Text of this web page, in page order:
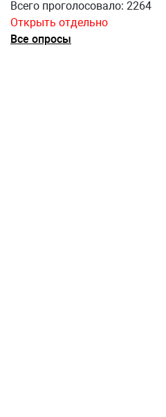
Всего проголосовало: 2264
Открыть отдельно
Все опросы